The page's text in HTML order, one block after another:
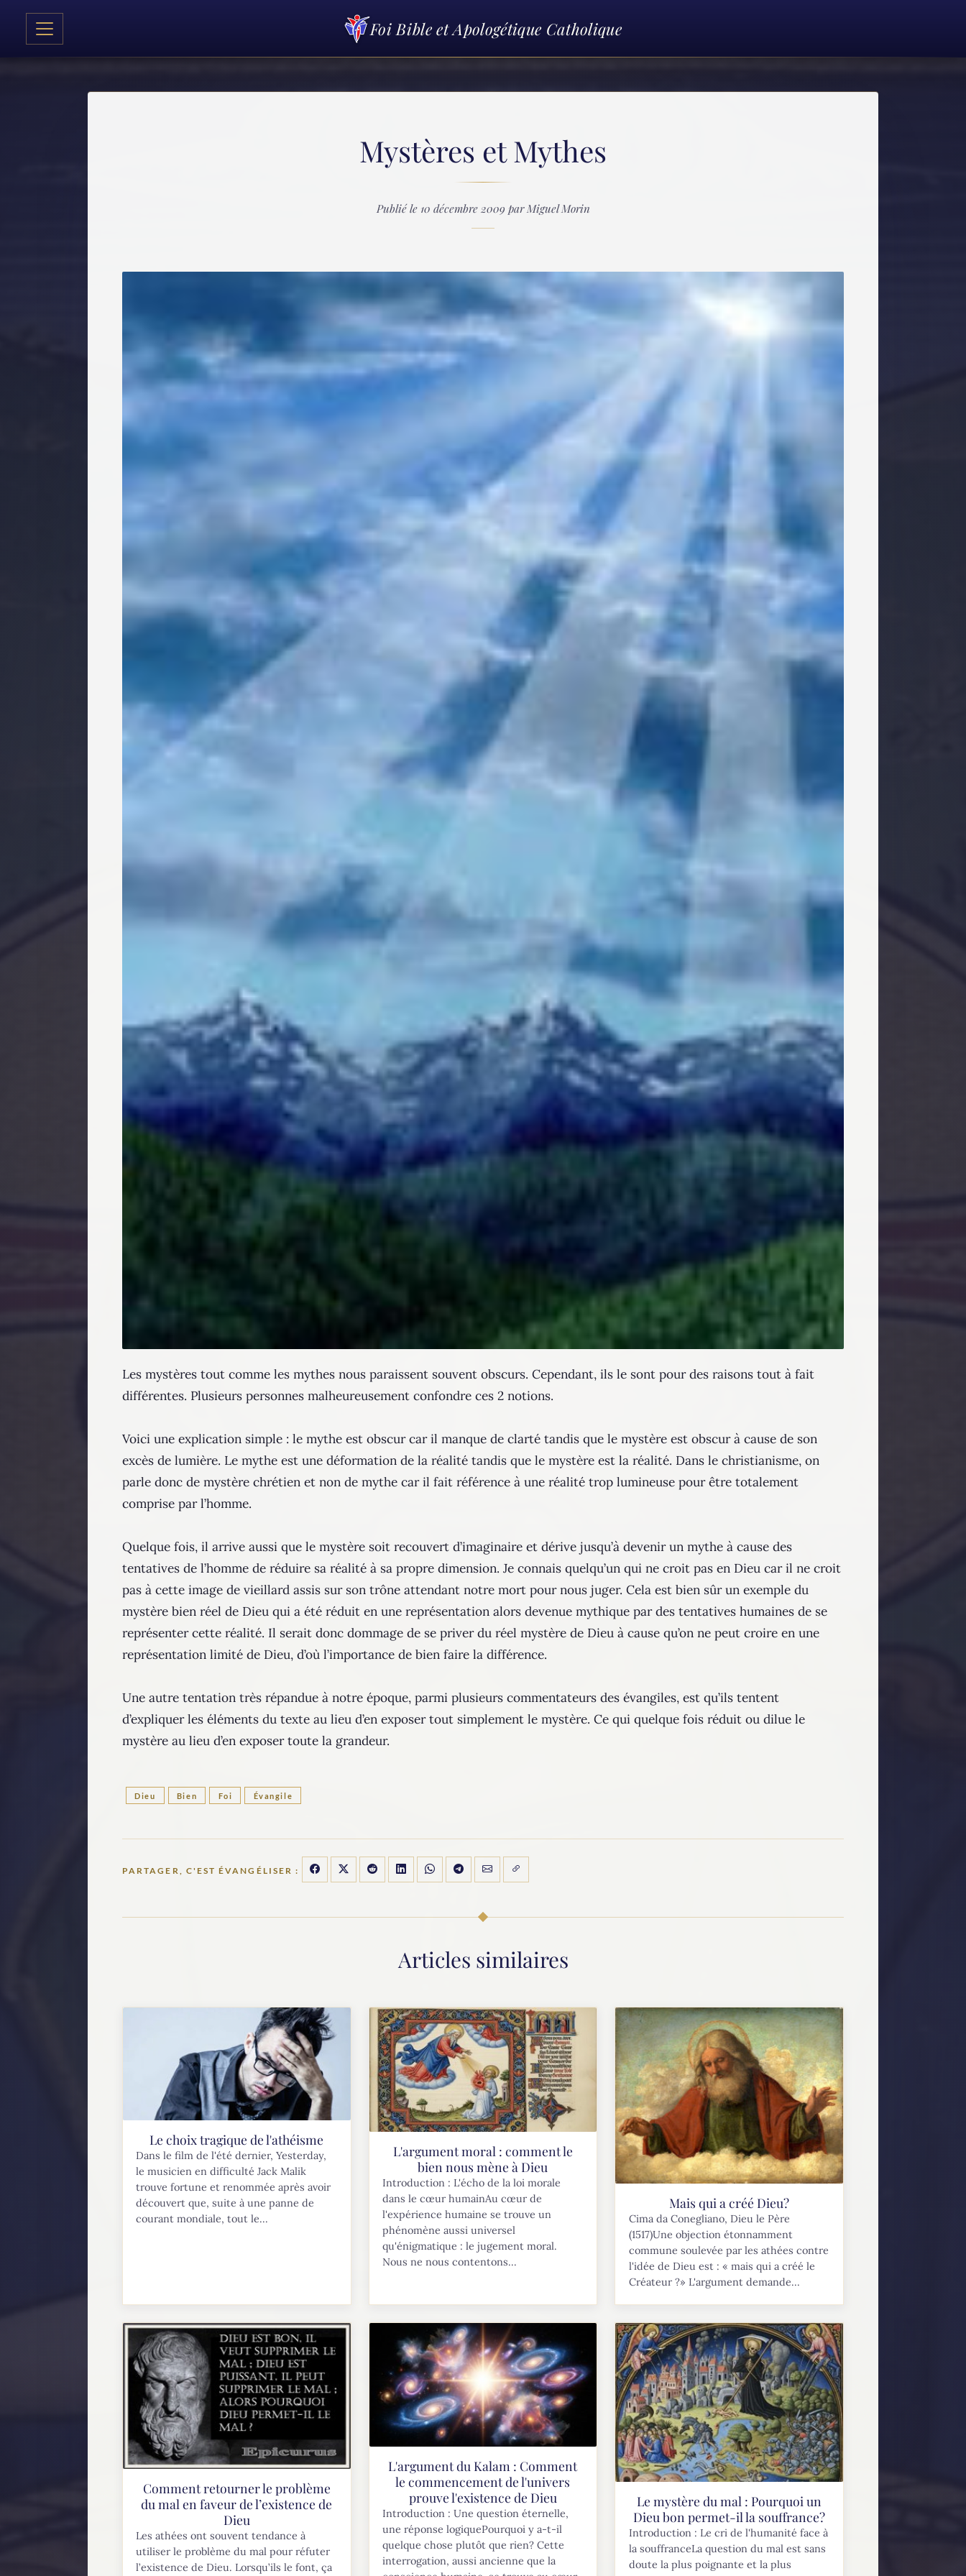
Foi Bible et Apologétique Catholique
Mystères et Mythes
Publié le 10 décembre 2009 par Miguel Morin
Les mystères tout comme les mythes nous paraissent souvent obscurs. Cependant, ils le sont pour des raisons tout à fait
différentes. Plusieurs personnes malheureusement confondre ces 2 notions.
Voici une explication simple : le mythe est obscur car il manque de clarté tandis que le mystère est obscur à cause de son
excès de lumière. Le mythe est une déformation de la réalité tandis que le mystère est la réalité. Dans le christianisme, on
parle donc de mystère chrétien et non de mythe car il fait référence à une réalité trop lumineuse pour être totalement
comprise par l’homme.
Quelque fois, il arrive aussi que le mystère soit recouvert d’imaginaire et dérive jusqu’à devenir un mythe à cause des
tentatives de l’homme de réduire sa réalité à sa propre dimension. Je connais quelqu’un qui ne croit pas en Dieu car il ne croit
pas à cette image de vieillard assis sur son trône attendant notre mort pour nous juger. Cela est bien sûr un exemple du
mystère bien réel de Dieu qui a été réduit en une représentation alors devenue mythique par des tentatives humaines de se
représenter cette réalité. Il serait donc dommage de se priver du réel mystère de Dieu à cause qu’on ne peut croire en une
représentation limité de Dieu, d’où l’importance de bien faire la différence.
Une autre tentation très répandue à notre époque, parmi plusieurs commentateurs des évangiles, est qu’ils tentent
d’expliquer les éléments du texte au lieu d’en exposer tout simplement le mystère. Ce qui quelque fois réduit ou dilue le
mystère au lieu d’en exposer toute la grandeur.
Dieu Bien Foi Évangile
PARTAGER, C'EST ÉVANGÉLISER :
Articles similaires
Le choix tragique de l'athéisme
Dans le film de l'été dernier, Yesterday,
le musicien en difficulté Jack Malik
trouve fortune et renommée après avoir
découvert que, suite à une panne de
courant mondiale, tout le...
L'argument moral : comment le
bien nous mène à Dieu
Introduction : L'écho de la loi morale
dans le cœur humainAu cœur de
l'expérience humaine se trouve un
phénomène aussi universel
qu'énigmatique : le jugement moral.
Nous ne nous contentons...
Mais qui a créé Dieu?
Cima da Conegliano, Dieu le Père
(1517)Une objection étonnamment
commune soulevée par les athées contre
l'idée de Dieu est : « mais qui a créé le
Créateur ?» L'argument demande...
Comment retourner le problème
du mal en faveur de l’existence de
Dieu
Les athées ont souvent tendance à
utiliser le problème du mal pour réfuter
l’existence de Dieu. Lorsqu’ils le font, ça
L'argument du Kalam : Comment
le commencement de l'univers
prouve l'existence de Dieu
Introduction : Une question éternelle,
une réponse logiquePourquoi y a-t-il
quelque chose plutôt que rien? Cette
interrogation, aussi ancienne que la
Le mystère du mal : Pourquoi un
Dieu bon permet-il la souffrance?
Introduction : Le cri de l'humanité face à
la souffranceLa question du mal est sans
doute la plus poignante et la plus